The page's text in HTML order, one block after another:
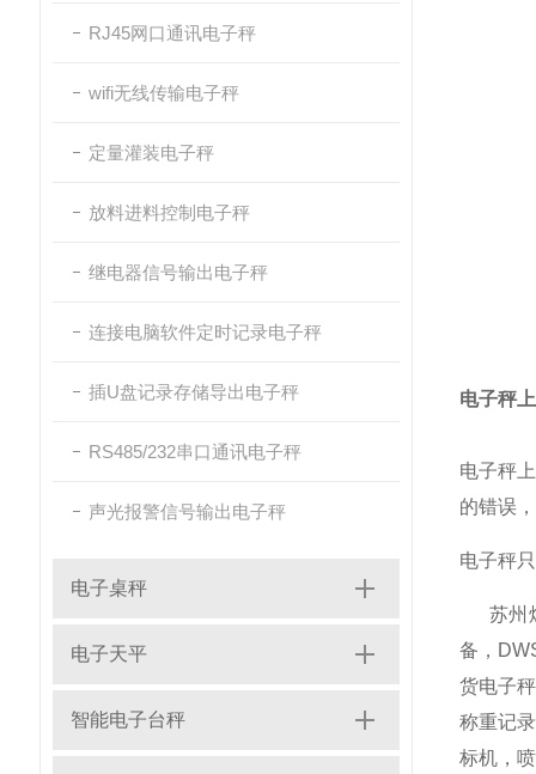
RJ45网口通讯电子秤
wifi无线传输电子秤
定量灌装电子秤
放料进料控制电子秤
继电器信号输出电子秤
连接电脑软件定时记录电子秤
插U盘记录存储导出电子秤
RS485/232串口通讯电子秤
声光报警信号输出电子秤
电子桌秤
电子天平
智能电子台秤
电子秤
电子秤
的错误
电子秤
苏州煜
备，
货电子
称重记
标机，